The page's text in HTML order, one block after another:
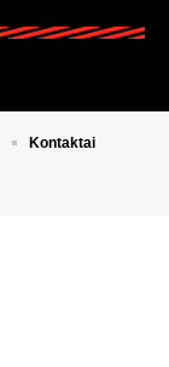
Kontaktai